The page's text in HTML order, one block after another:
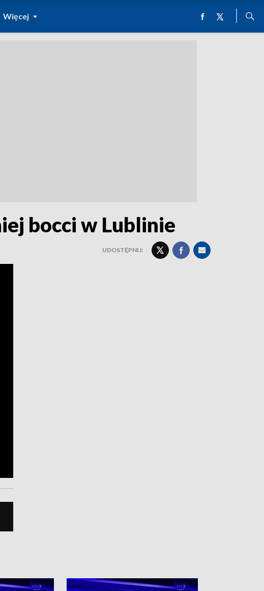
Więcej
bocci w Lublinie
UDOSTĘPNIJ: